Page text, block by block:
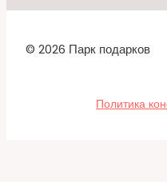
© 2026 Парк подарков
Политика